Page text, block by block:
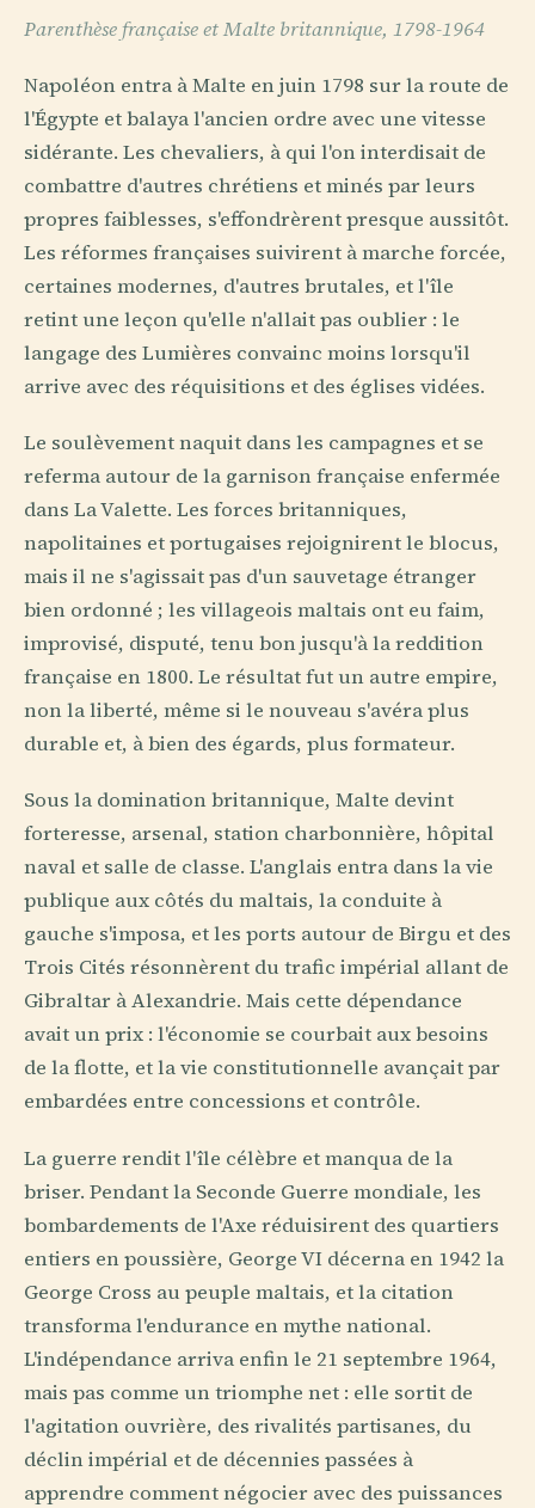
Parenthèse française et Malte britannique, 1798-1964
Napoléon entra à Malte en juin 1798 sur la route de
l'Égypte et balaya l'ancien ordre avec une vitesse
sidérante. Les chevaliers, à qui l'on interdisait de
combattre d'autres chrétiens et minés par leurs
propres faiblesses, s'effondrèrent presque aussitôt.
Les réformes françaises suivirent à marche forcée,
certaines modernes, d'autres brutales, et l'île
retint une leçon qu'elle n'allait pas oublier : le
langage des Lumières convainc moins lorsqu'il
arrive avec des réquisitions et des églises vidées.
Le soulèvement naquit dans les campagnes et se
referma autour de la garnison française enfermée
dans La Valette. Les forces britanniques,
napolitaines et portugaises rejoignirent le blocus,
mais il ne s'agissait pas d'un sauvetage étranger
bien ordonné ; les villageois maltais ont eu faim,
improvisé, disputé, tenu bon jusqu'à la reddition
française en 1800. Le résultat fut un autre empire,
non la liberté, même si le nouveau s'avéra plus
durable et, à bien des égards, plus formateur.
Sous la domination britannique, Malte devint
forteresse, arsenal, station charbonnière, hôpital
naval et salle de classe. L'anglais entra dans la vie
publique aux côtés du maltais, la conduite à
gauche s'imposa, et les ports autour de Birgu et des
Trois Cités résonnèrent du trafic impérial allant de
Gibraltar à Alexandrie. Mais cette dépendance
avait un prix : l'économie se courbait aux besoins
de la flotte, et la vie constitutionnelle avançait par
embardées entre concessions et contrôle.
La guerre rendit l'île célèbre et manqua de la
briser. Pendant la Seconde Guerre mondiale, les
bombardements de l'Axe réduisirent des quartiers
entiers en poussière, George VI décerna en 1942 la
George Cross au peuple maltais, et la citation
transforma l'endurance en mythe national.
L'indépendance arriva enfin le 21 septembre 1964,
mais pas comme un triomphe net : elle sortit de
l'agitation ouvrière, des rivalités partisanes, du
déclin impérial et de décennies passées à
apprendre comment négocier avec des puissances